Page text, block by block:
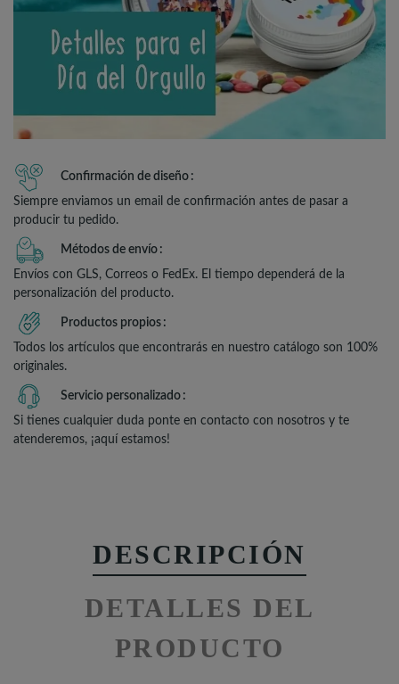
Confirmación de diseño
Siempre enviamos un email de confirmación antes de pasar a
producir tu pedido.
Métodos de envío
Envíos con GLS, Correos o FedEx. El tiempo dependerá de la
personalización del producto.
Productos propios
Todos los artículos que encontrarás en nuestro catálogo son 100%
originales.
Servicio personalizado
Si tienes cualquier duda ponte en contacto con nosotros y te
atenderemos, ¡aquí estamos!
DESCRIPCIÓN
DETALLES DEL
PRODUCTO